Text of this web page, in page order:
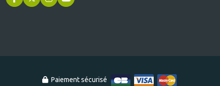
Paiement sécurisé